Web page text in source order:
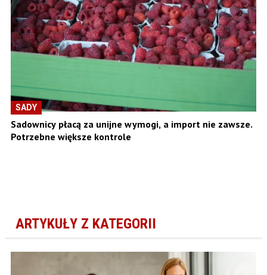
SADY
Sadownicy płacą za unijne wymogi, a import nie zawsze.
Potrzebne większe kontrole
ARTYKUŁY Z KATEGORII